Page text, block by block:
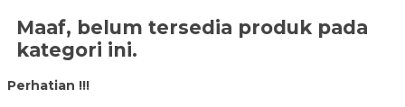
Maaf, belum tersedia produk pada
kategori ini.
Perhatian !!!